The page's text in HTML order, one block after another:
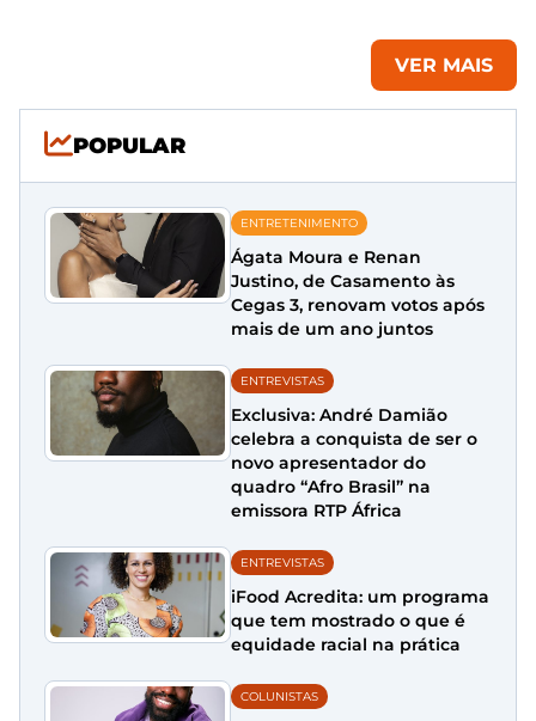
VER MAIS
POPULAR
ENTRETENIMENTO
Ágata Moura e Renan
Justino, de Casamento às
Cegas 3, renovam votos após
mais de um ano juntos
ENTREVISTAS
Exclusiva: André Damião
celebra a conquista de ser o
novo apresentador do
quadro “Afro Brasil” na
emissora RTP África
ENTREVISTAS
iFood Acredita: um programa
que tem mostrado o que é
equidade racial na prática
COLUNISTAS